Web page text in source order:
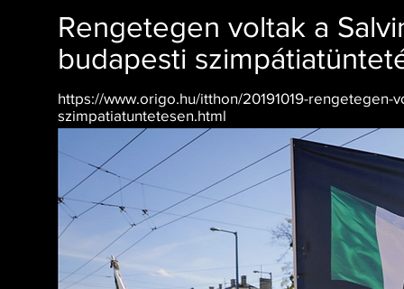
Rengetegen voltak a
budapesti
https://www.origo.hu/itthon/20191019-rengetegen-
szimpatiatuntetesen.html